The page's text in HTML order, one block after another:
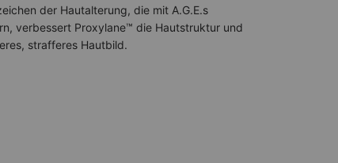
der Hautalterung, die mit A.G.E.s
verbessert Proxylane™ die Hautstruktur und
strafferes Hautbild.